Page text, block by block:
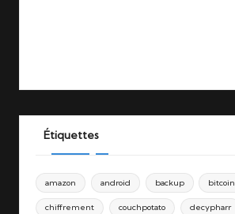
Étiquettes
amazon android backup bitcoin
chiffrement couchpotato decypharr